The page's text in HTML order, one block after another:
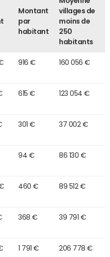
Montant
par
habitant
villages de
moins de
250
habitants
916 € 160 056 €
615 € 123 054 €
301 € 37 002 €
94 € 86 130 €
460 € 89 512 €
368 € 39 791 €
1 791 € 206 778 €